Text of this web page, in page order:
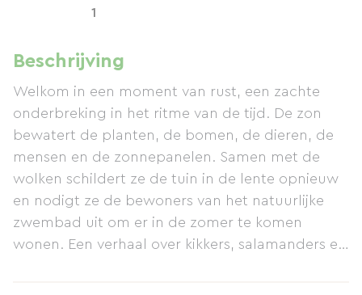
1
Beschrijving
Welkom in een moment van rust, een zachte
onderbreking in het ritme van de tijd. De zon
bewatert de planten, de bomen, de dieren, de
mensen en de zonnepanelen. Samen met de
wolken schildert ze de tuin in de lente opnieuw
en nodigt ze de bewoners van het natuurlijke
zwembad uit om er in de zomer te komen
wonen. Een verhaal over kikkers, salamanders en